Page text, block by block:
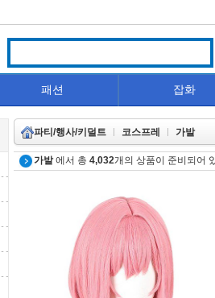
패션 잡화
파티/행사/키덜트 코스프레 가발
가발에서 총 4,032개의 상품이 준비되어